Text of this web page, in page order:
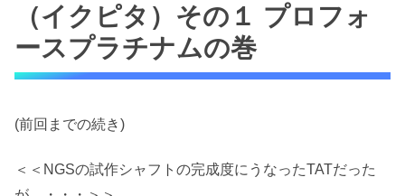
（イクピタ）その１ プロフォ
ースプラチナムの巻
(前回までの続き)
＜＜NGSの試作シャフトの完成度にうなったTATだった